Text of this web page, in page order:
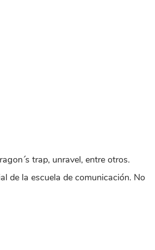
trap, unravel, entre otros.
de la escuela de comunicación. No